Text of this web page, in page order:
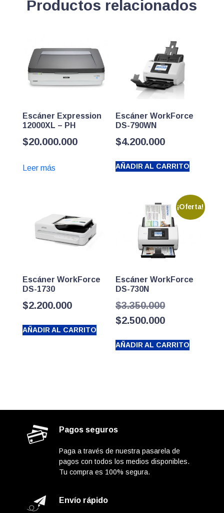
Productos relacionados
Escáner Expression
12000XL – PH
$20.000.000
Leer más
Escáner WorkForce
DS-790WN
$4.200.000
AÑADIR AL CARRITO
Escáner WorkForce
DS-1730
$2.200.000
AÑADIR AL CARRITO
¡Oferta!
Escáner WorkForce
DS-730N
$3.350.000El
precio
era:
$2.500.000El
actual
AÑADIR AL CARRITO
Pagos seguros
Paga a través de nuestra pasarela de
pagos con todos los medios disponibles.
Tu compra es 100% segura.
Envío rápido